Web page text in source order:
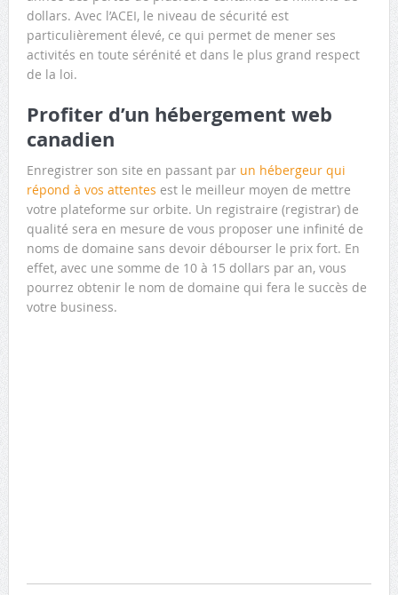
dollars. Avec l’ACEI, le niveau de sécurité est
particulièrement élevé, ce qui permet de mener ses
activités en toute sérénité et dans le plus grand respect
de la loi.
Profiter d’un hébergement web
canadien
Enregistrer son site en passant par un hébergeur qui
répond à vos attentes est le meilleur moyen de mettre
votre plateforme sur orbite. Un registraire (registrar) de
qualité sera en mesure de vous proposer une infinité de
noms de domaine sans devoir débourser le prix fort. En
effet, avec une somme de 10 à 15 dollars par an, vous
pourrez obtenir le nom de domaine qui fera le succès de
votre business.